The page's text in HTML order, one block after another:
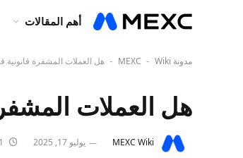
أهم المقالات
مدونة MEXC - Wiki
- هل العملات المشفرة قانونية
هل العملات
MEXC Wiki يوليو 17, 2025